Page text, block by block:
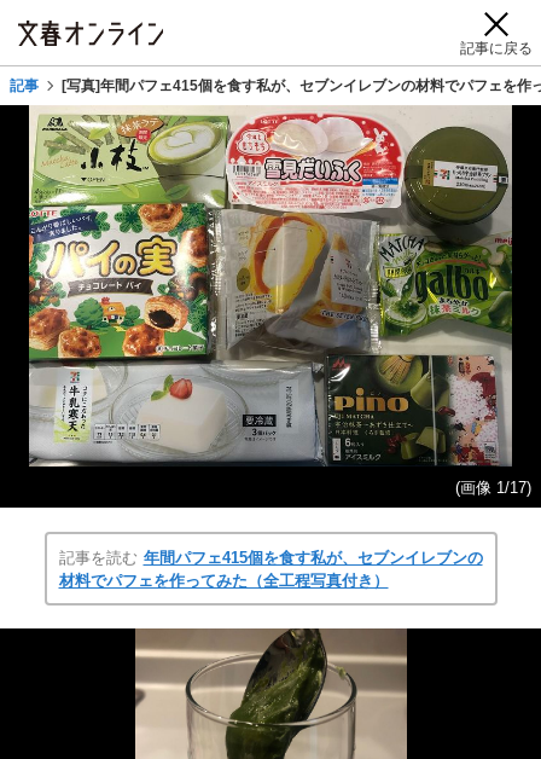
記事に戻る
記事 [写真]年間パフェ415個を食す私が、セブンイレブンの材料でパフェを作
(画像 1/17)
記事を読む 年間パフェ415個を食す私が、セブンイレブンの
材料でパフェを作ってみた（全工程写真付き）